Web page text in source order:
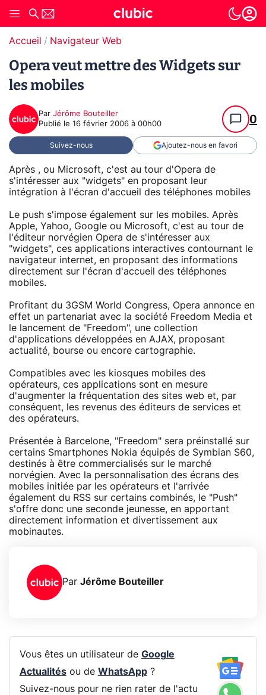
Accueil Navigateur Web
Opera veut mettre des Widgets sur
les mobiles
Par Jérôme Bouteiller
Publié le 16 février 2006 à 00h00 0
Suivez-nous Ajoutez-nous en favori
Après , ou Microsoft, c'est au tour d'Opera de
s'intéresser aux "widgets" en proposant leur
intégration à l'écran d'accueil des téléphones mobiles
Le push s'impose également sur les mobiles. Après
Apple, Yahoo, Google ou Microsoft, c'est au tour de
l'éditeur norvégien Opera de s'intéresser aux
"widgets", ces applications interactives contournant le
navigateur internet, en proposant des informations
directement sur l'écran d'accueil des téléphones
mobiles.
Profitant du 3GSM World Congress, Opera annonce en
effet un partenariat avec la société Freedom Media et
le lancement de "Freedom", une collection
d'applications développées en AJAX, proposant
actualité, bourse ou encore cartographie.
Compatibles avec les kiosques mobiles des
opérateurs, ces applications sont en mesure
d'augmenter la fréquentation des sites web et, par
conséquent, les revenus des éditeurs de services et
des opérateurs.
Présentée à Barcelone, "Freedom" sera préinstallé sur
certains Smartphones Nokia équipés de Symbian S60,
destinés à être commercialisés sur le marché
norvégien. Avec la personnalisation des écrans des
mobiles initiée par les opérateurs et l'arrivée
également du RSS sur certains combinés, le "Push"
s'offre donc une seconde jeunesse, en apportant
directement information et divertissement aux
mobinautes.
Par Jérôme Bouteiller
Vous êtes un utilisateur de Google
Actualitésou de WhatsApp?
Suivez-nous pour ne rien rater de l'actu